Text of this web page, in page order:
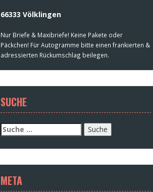
66333 Völklingen
Nur Briefe & Maxibriefe! Keine Pakete oder
Päckchen! Für Autogramme bitte einen frankierten &
adressierten Rückumschlag beilegen.
SUCHE
Suche
nach:
META